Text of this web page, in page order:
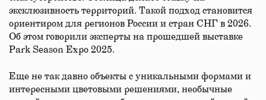
эксклюзивность территорий. Такой подход становится
ориентиром для регионов России и стран СНГ в 2026.
Об этом говорили эксперты на прошедшей выставке
Park Season Expo 2025.
Еще не так давно объекты с уникальными формами и
интересными цветовыми решениями, необычные